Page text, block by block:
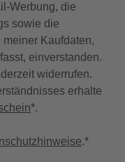
Werbung, die
sowie die
Kaufdaten,
einverstanden.
widerrufen.
erhalte
*.
.